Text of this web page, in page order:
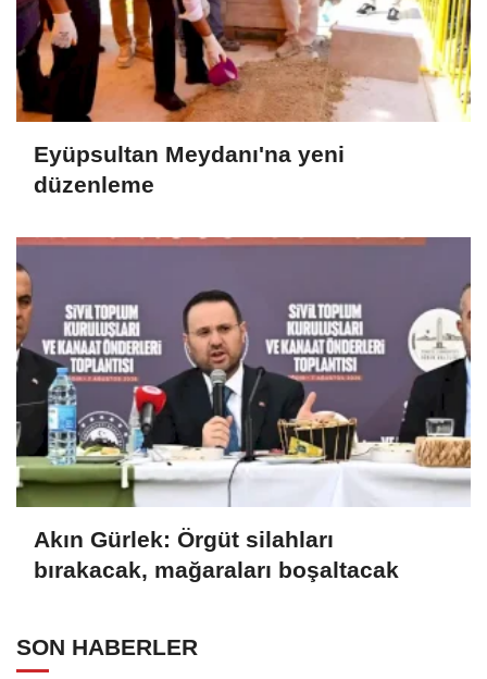
Eyüpsultan Meydanı'na yeni
düzenleme
Akın Gürlek: Örgüt silahları
bırakacak, mağaraları boşaltacak
SON HABERLER